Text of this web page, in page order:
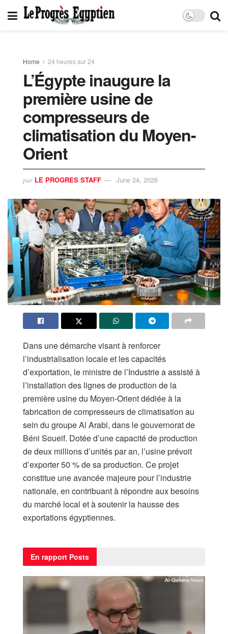
Home 24 heures sur 24
L’Égypte inaugure la
première usine de
compresseurs de
climatisation du Moyen-
Orient
par LE PROGRES STAFF June 24, 2026
Dans une démarche visant à renforcer
l’industrialisation locale et les capacités
d’exportation, le ministre de l’Industrie a assisté à
l’installation des lignes de production de la
première usine du Moyen-Orient dédiée à la
fabrication de compresseurs de climatisation au
sein du groupe Al Arabi, dans le gouvernorat de
Béni Soueif. Dotée d’une capacité de production
de deux millions d’unités par an, l’usine prévoit
d’exporter 50 % de sa production. Ce projet
constitue une avancée majeure pour l’industrie
nationale, en contribuant à répondre aux besoins
du marché local et à soutenir la hausse des
exportations égyptiennes.
En rapport Posts